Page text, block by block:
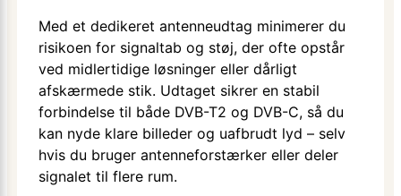
Med et dedikeret antenneudtag minimerer du
risikoen for signaltab og støj, der ofte opstår
ved midlertidige løsninger eller dårligt
afskærmede stik. Udtaget sikrer en stabil
forbindelse til både DVB-T2 og DVB-C, så du
kan nyde klare billeder og uafbrudt lyd – selv
hvis du bruger antenneforstærker eller deler
signalet til flere rum.